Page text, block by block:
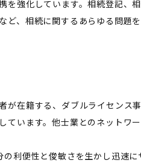
を強化しています。相続登記、
ど、相続に関するあらゆる問題を
が在籍する、ダブルライセンス
ています。他士業とのネットワ
の利便性と俊敏さを生かし迅速